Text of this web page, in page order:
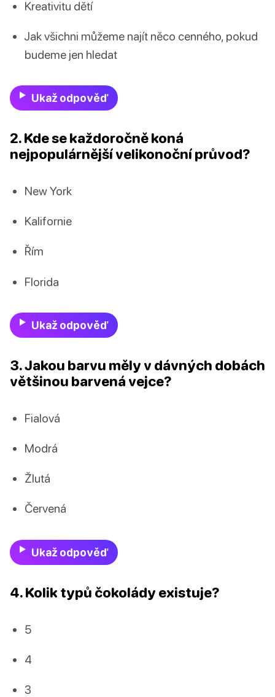
Kreativitu dětí
Jak všichni můžeme najít něco cenného, pokud
budeme jen hledat
Ukaž odpověď
2. Kde se každoročně koná
nejpopulárnější velikonoční průvod?
New York
Kalifornie
Řím
Florida
Ukaž odpověď
3. Jakou barvu měly v dávných dobách
většinou barvená vejce?
Fialová
Modrá
Žlutá
Červená
Ukaž odpověď
4. Kolik typů čokolády existuje?
5
4
3